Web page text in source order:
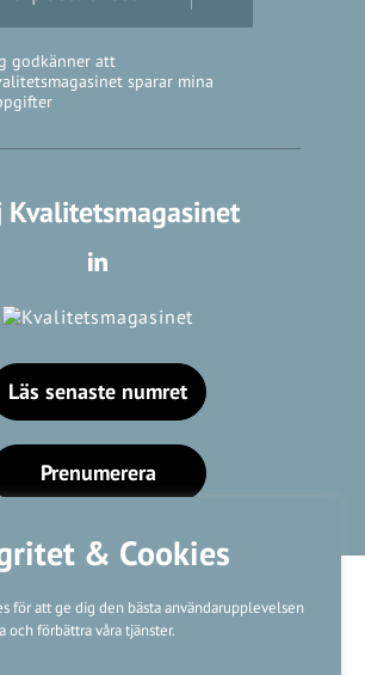
& Cookies
för att ge dig den bästa användarupplevelsen
och förbättra våra tjänster.
godkänner att
sparar mina
Kvalitetsmagasinet
Läs senaste numret
Prenumerera